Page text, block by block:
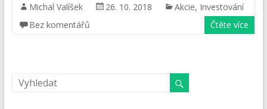
Michal Valíšek 26. 10. 2018 Akcie, Investování
Bez komentářů
Čtěte více